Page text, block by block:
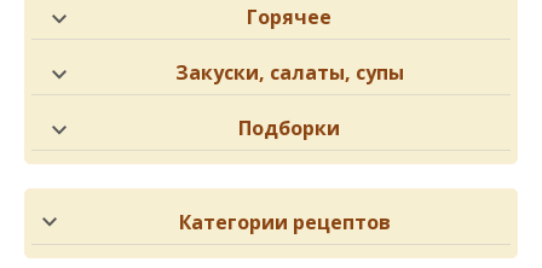
Горячее
Закуски, салаты, супы
Подборки
Категории рецептов